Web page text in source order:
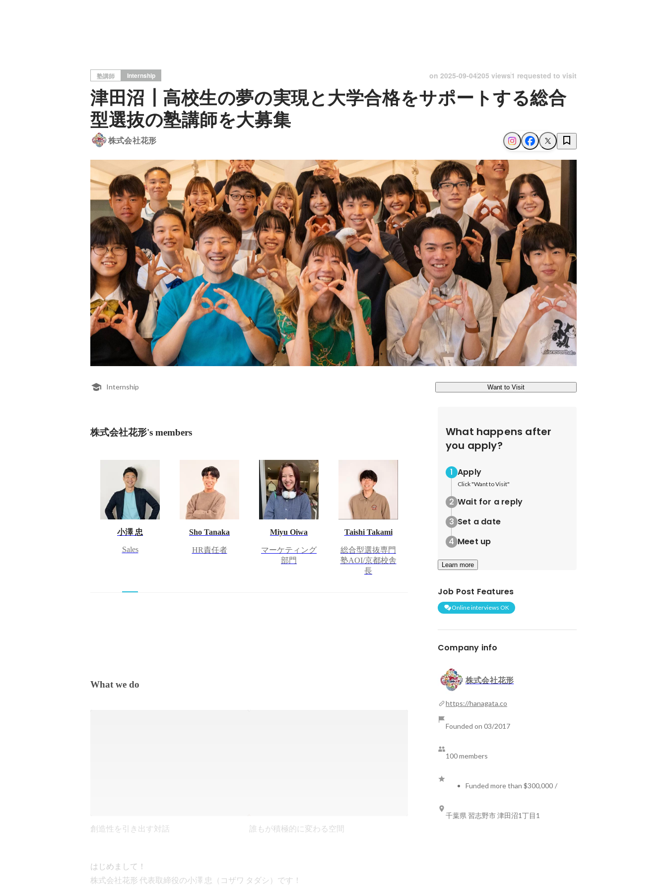
塾講師 Internship on 2025-09-04205 views1 requested to visit
津田沼┃高校生の夢の実現と大学合格をサポートする総合
型選抜の塾講師を大募集
株式会社花形
Internship Want to Visit
株式会社花形's members
小澤 忠
Sales
Sho Tanaka
HR責任者
Miyu Oiwa
マーケティング
部門
Taishi Takami
総合型選抜専門
塾AOI/京都校舎
長
What we do
創造性を引き出す対話 誰もが積極的に変わる空間
はじめまして！
株式会社花形 代表取締役の小澤 忠（コザワ タダシ）です！
What happens after
you apply?
Apply
Click "Want to Visit"
Wait for a reply
Set a date
Meet up
Learn more
Job Post Features
Online interviews OK
Company info
株式会社花形
https://hanagata.co
Founded on 03/2017
100 members
Funded more than $300,000 /
千葉県 習志野市 津田沼1丁目1